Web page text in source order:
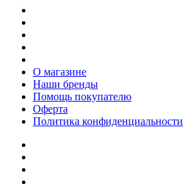
О магазине
Наши бренды
Помощь покупателю
Оферта
Политика конфиденциальности